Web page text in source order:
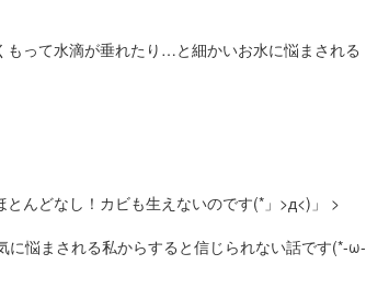
って水滴が垂れたり…と細かいお水に悩まされる
んどなし！カビも生えないのです(*」>д<)」 >
悩まされる私からすると信じられない話です(*-ω-